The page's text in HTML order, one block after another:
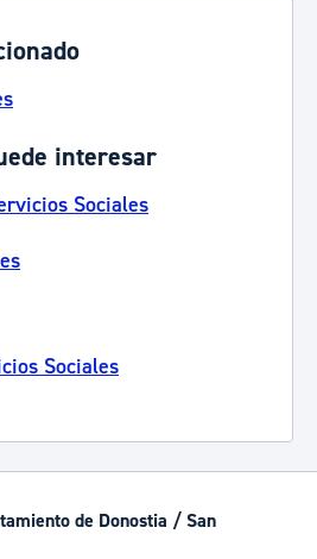
interesar
Sociales
Sociales
de Donostia / San